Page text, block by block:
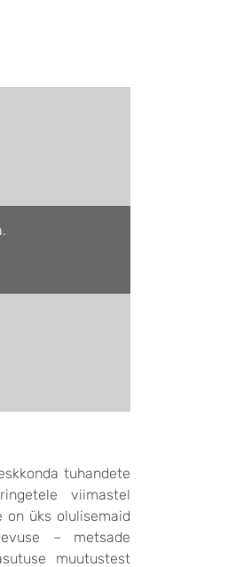
tuhandete
viimastel
on üks olulisemaid
– metsade
muutustest